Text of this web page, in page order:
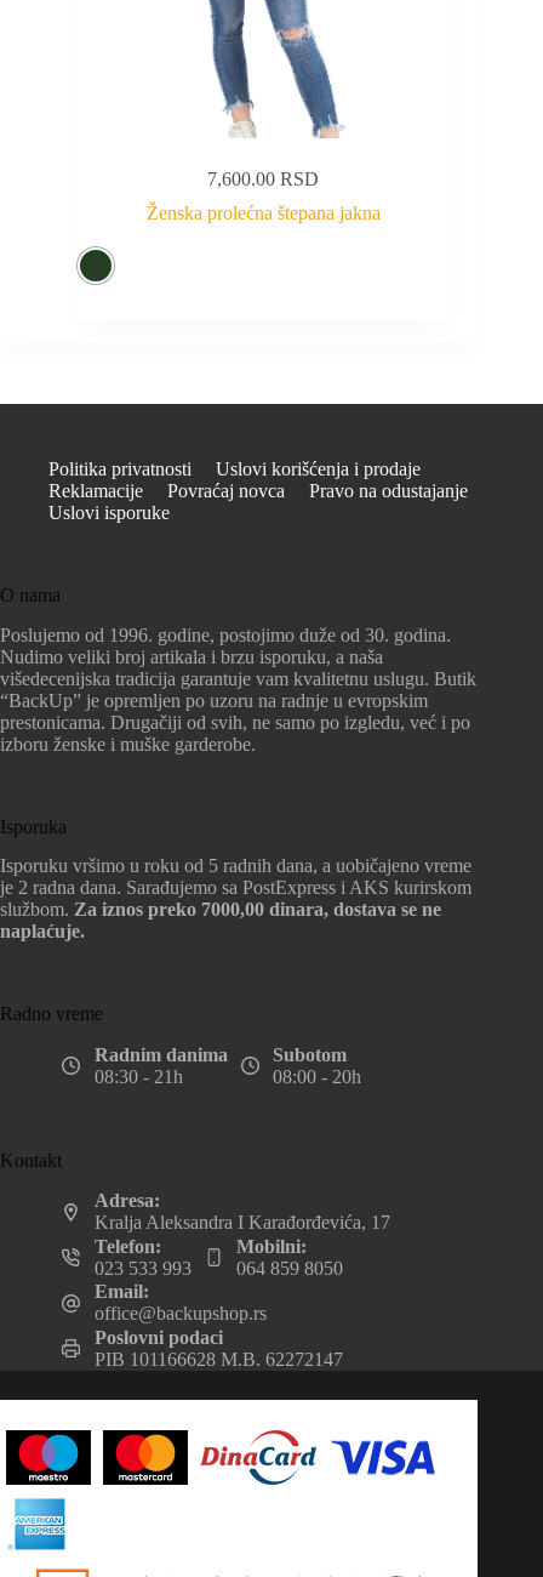
7,600.00RSD
Ženska prolećna štepana jakna
Politika privatnosti
Uslovi korišćenja i prodaje
Reklamacije
Povraćaj novca
Pravo na odustajanje
Uslovi isporuke
O nama
Poslujemo od 1996. godine, postojimo duže od 30. godina.
Nudimo veliki broj artikala i brzu isporuku, a naša
višedecenijska tradicija garantuje vam kvalitetnu uslugu. Butik
“BackUp” je opremljen po uzoru na radnje u evropskim
prestonicama. Drugačiji od svih, ne samo po izgledu, već i po
izboru ženske i muške garderobe.
Isporuka
Isporuku vršimo u roku od 5 radnih dana, a uobičajeno vreme
je 2 radna dana. Sarađujemo sa PostExpress i AKS kurirskom
službom. Za iznos preko 7000,00 dinara, dostava se ne
naplaćuje.
Radno vreme
Radnim danima
08:30 - 21h
Subotom
08:00 - 20h
Kontakt
Adresa:
Kralja Aleksandra I Karađorđevića, 17
Telefon:
023 533 993
Mobilni:
064 859 8050
Email:
office@backupshop.rs
Poslovni podaci
PIB 101166628 M.B. 62272147